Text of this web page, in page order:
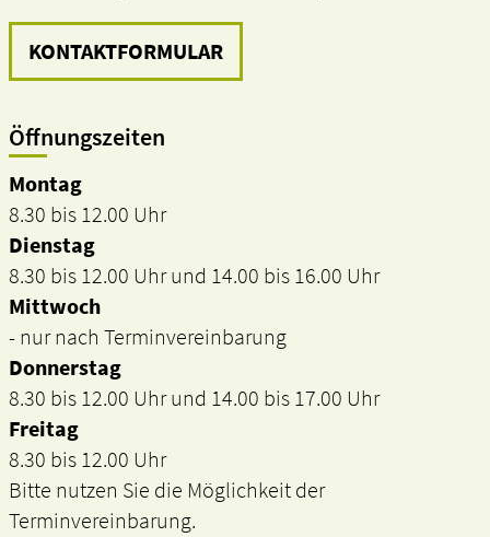
KONTAKTFORMULAR
Öffnungszeiten
Montag
8.30 bis 12.00 Uhr
Dienstag
8.30 bis 12.00 Uhr und 14.00 bis 16.00 Uhr
Mittwoch
- nur nach Terminvereinbarung
Donnerstag
8.30 bis 12.00 Uhr und 14.00 bis 17.00 Uhr
Freitag
8.30 bis 12.00 Uhr
Bitte nutzen Sie die Möglichkeit der
Terminvereinbarung.